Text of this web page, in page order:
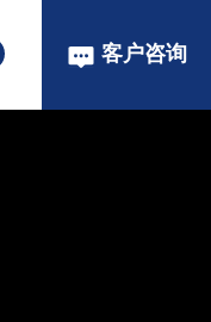
客户咨询